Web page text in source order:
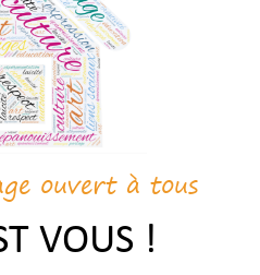
ouvert à tous
VOUS !